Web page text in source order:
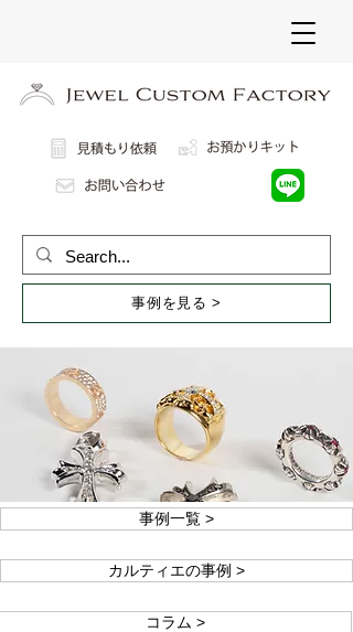
事例を見る >
事例一覧 >
カルティエの事例 >
コラム >